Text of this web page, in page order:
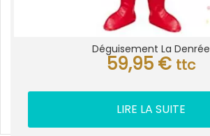
Déguisement La Denrée
59,95 € ttc
LIRE LA SUITE